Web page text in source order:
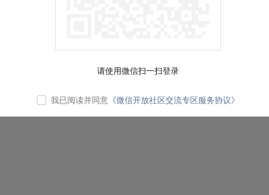
请使用微信扫一扫登录
我已阅读并同意 《微信开放社区交流专区服务协议》